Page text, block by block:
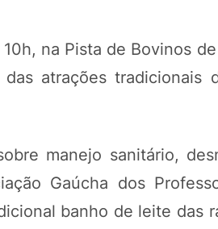
na Pista de Bovinos
atrações tradicionais
manejo sanitário,
Gaúcha dos
banho de leite das